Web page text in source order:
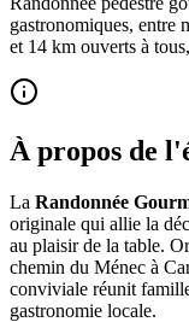
gastronomiques, entre
et 14 km ouverts à
À propos de
La Randonnée
originale qui allie la
au plaisir de la table.
chemin du Ménec à
conviviale réunit
gastronomie locale.